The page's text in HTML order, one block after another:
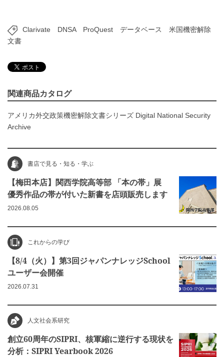
Clarivate DNSA ProQuest データベース
米国機密解除
文書
関連商品カタログ
アメリカ外交政策機密解除文書シリーズ Digital National Security
Archive
書店で見る・知る・学ぶ
【梅田本店】関西学院高等部 「本の帯」展
優秀作品の帯が付いた新書を店頭販売します
2026.08.05
これからの学び
【8/4（火）】第3回ジャパンナレッジSchool
ユーザー会開催
2026.07.31
人文社会系研究
創立60周年のSIPRI、核軍縮に逆行する現状を
分析：SIPRI Yearbook 2026